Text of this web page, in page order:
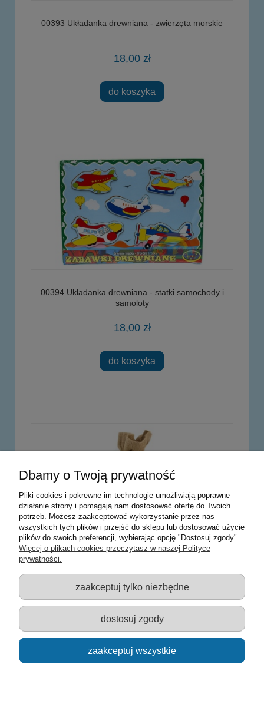
00393 Układanka drewniana - zwierzęta morskie
18,00 zł
do koszyka
00394 Układanka drewniana - statki samochody i
samoloty
18,00 zł
do koszyka
Klocki drewniane duży komplet 62 elementy w
jutowym worku 1+
67,00 zł
powiadom o dostępności
Dbamy o Twoją prywatność
Pliki cookies i pokrewne im technologie umożliwiają poprawne
działanie strony i pomagają nam dostosować ofertę do Twoich
potrzeb. Możesz zaakceptować wykorzystanie przez nas
wszystkich tych plików i przejść do sklepu lub dostosować użycie
plików do swoich preferencji, wybierając opcję "Dostosuj zgody".
Więcej o plikach cookies przeczytasz w naszej Polityce
prywatności.
zaakceptuj tylko niezbędne
dostosuj zgody
zaakceptuj wszystkie